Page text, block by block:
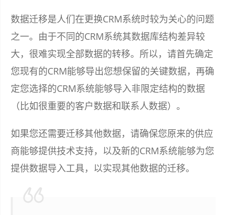
数据迁移是人们在更换CRM系统时较为关心的问题
之一。由于不同的CRM系统其数据库结构差异较
大，很难实现全部数据的转移。所以，请首先确定
您现有的CRM能够导出您想保留的关键数据，再确
定您选择的CRM系统能够导入非限定结构的数据
（比如很重要的客户数据和联系人数据）。
如果您还需要迁移其他数据，请确保您原来的供应
商能够提供技术支持，以及新的CRM系统能够为您
提供数据导入工具，以实现其他数据的迁移。